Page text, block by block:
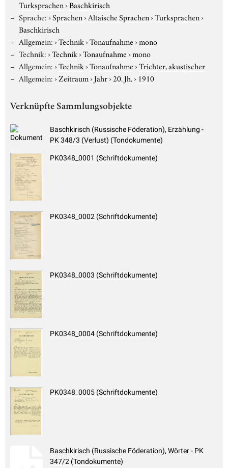
Turksprachen›Baschkirisch
Sprache:›Sprachen›Altaische Sprachen›Turksprachen›
Baschkirisch
Allgemein:›Technik›Tonaufnahme›mono
Technik:›Technik›Tonaufnahme›mono
Allgemein:›Technik›Tonaufnahme›Trichter, akustischer
Allgemein:›Zeitraum›Jahr›20. Jh.› 1910
Verknüpfte Sammlungsobjekte
Baschkirisch (Russische Föderation), Erzählung -
PK 348/3 (Verlust) (Tondokumente)
PK0348_0001 (Schriftdokumente)
PK0348_0002 (Schriftdokumente)
PK0348_0003 (Schriftdokumente)
PK0348_0004 (Schriftdokumente)
PK0348_0005 (Schriftdokumente)
Baschkirisch (Russische Föderation), Wörter - PK
347/2 (Tondokumente)